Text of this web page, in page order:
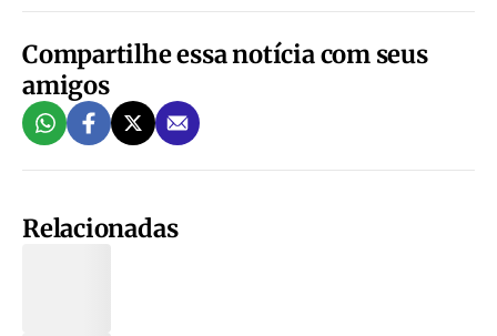
Compartilhe essa notícia com seus
amigos
Relacionadas